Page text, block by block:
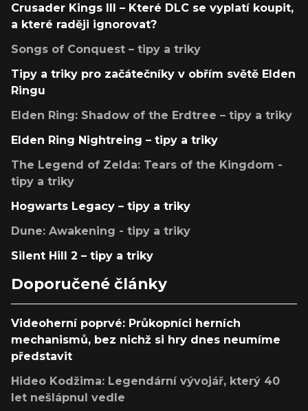
Crusader Kings III – Které DLC se vyplatí koupit,
a které raději ignorovat?
Songs of Conquest – tipy a triky
Tipy a triky pro začátečníky v obřím světě Elden
Ringu
Elden Ring: Shadow of the Erdtree – tipy a triky
Elden Ring Nightreing – tipy a triky
The Legend of Zelda: Tears of the Kingdom -
tipy a triky
Hogwarts Legacy – tipy a triky
Dune: Awakening - tipy a triky
Silent Hill 2 – tipy a triky
Doporučené články
Videoherní poprvé: Průkopníci herních
mechanismů, bez nichž si hry dnes neumíme
představit
Hideo Kodžima: Legendární vývojář, který 40
let nešlápnul vedle